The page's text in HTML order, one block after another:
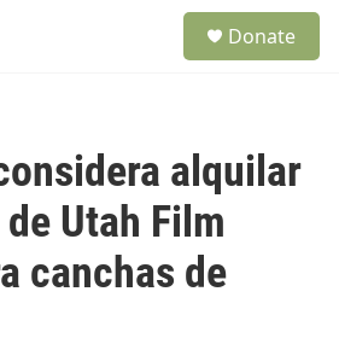
Donate
alquilar
Utah Film
canchas de